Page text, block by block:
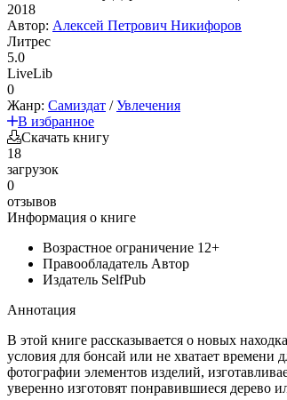
2018
Автор: Алексей Петрович Никифоров
Литрес
5.0
LiveLib
0
Жанр: Самиздат /Увлечения
В избранное
Скачать книгу
18
загрузок
0
отзывов
Информация о книге
Возрастное ограничение 12+
Правообладатель Автор
Издатель SelfPub
Аннотация
В этой книге рассказывается о новых
условия для бонсай или не хватает
фотографии элементов изделий,
уверенно изготовят понравившиеся дерево